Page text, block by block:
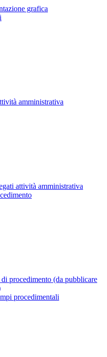
grafica
amministrativa
attività amministrativa
procedimento (da pubblicare
procedimentali